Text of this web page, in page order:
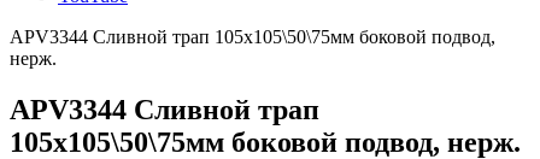
APV3344 Сливной трап 105х105\50\75мм боковой подвод,
нерж.
APV3344 Сливной трап
105х105\50\75мм боковой подвод, нерж.